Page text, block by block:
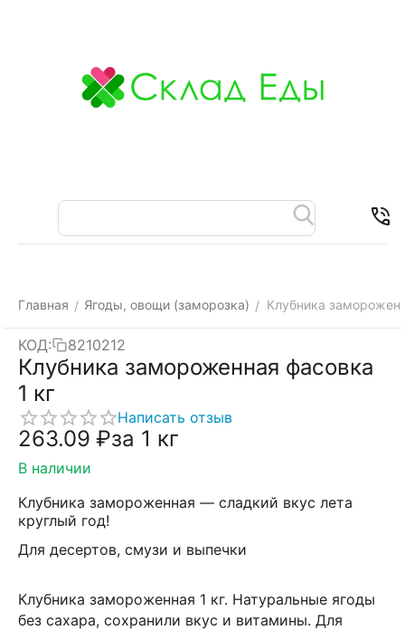
Главная / Ягоды, овощи (заморозка) / Клубника
КОД: 8210212
Клубника замороженная фасовка
1 кг
Написать отзыв
263.09 ₽за 1 кг
В наличии
Клубника замороженная — сладкий вкус лета
круглый год!
Для десертов, смузи и выпечки
Клубника замороженная 1 кг. Натуральные ягоды
без сахара, сохранили вкус и витамины. Для